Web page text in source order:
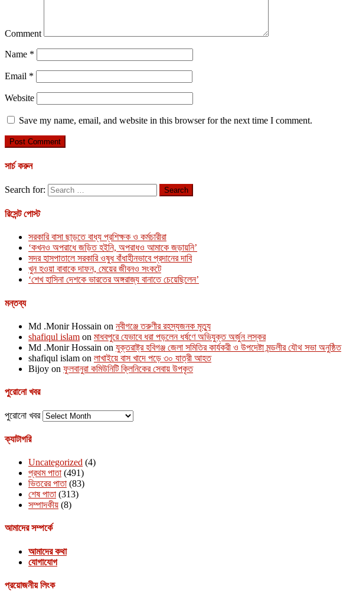
Comment
Name *
Email *
Website
Save my name, email, and website in this browser for the next time I comment.
সার্চ করুন
Search for:
রিসেন্ট পোস্ট
সরকারি বাসা ছাড়তে বাধ্য প্রশিক্ষক ও কর্মচারীরা
‘কখনও অপরাধে জড়িত হইনি, অপরাধও আমাকে জড়ায়নি’
সদর হাসপাতালে সরকারি ওষুধ বাঁধাহীনভাবে প্রদানের দাবি
খুন হওয়া বাবাকে দাফন, মেয়ের জীবনও সংকটে
‘শেখ হাসিনা দেশকে ভারতের অঙ্গরাজ্য বানাতে চেয়েছিলেন’
মন্তব্য
Md .Monir Hossain on নবীগঞ্জে তরুণীর রহস্যজনক মৃত্যু
shafiqul islam on মাধবপুরে যেভাবে ধরা পড়লেন ধর্ষণে অভিযুক্ত অর্জুন লস্কর
Md .Monir Hossain on যুক্তরাষ্ট্র হবিগঞ্জ জেলা সমিতির কার্যকরী ও উপদেষ্টা মন্ডলীর যৌথ সভা অনুষ্ঠিত
shafiqul islam on লাখাইয়ে বাস খাদে পড়ে ৩০ যাত্রী আহত
Bijoy on ফুলবানুরা কমিউনিটি ক্লিনিকের সেবায় উপকৃত
পুরোনো খবর
পুরোনো খবর
ক্যাটাগরি
Uncategorized (4)
প্রথম পাতা (491)
ভিতরের পাতা (83)
শেষ পাতা (313)
সম্পাদকীয় (8)
আমাদের সম্পর্কে
আমাদের কথা
যোগাযোগ
প্রয়োজনীয় লিংক